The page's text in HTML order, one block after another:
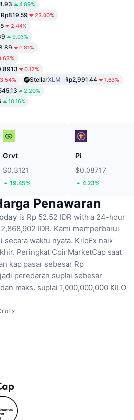
4.89%
Rp819.59 23.00%
2.44%
9.03%
0.81%
0.12%
3.54% StellarXLM Rp2,991.44 1.63%
2.20%
10.16%
Grvt
$0.3121
19.45%
Pi
$0.08717
4.23%
Penawaran
is Rp 52.52 IDR with a 24-hour
IDR. Kami memperbarui
secara waktu nyata. KiloEx naik
Peringkat CoinMarketCap saat
kap pasar sebesar Rp
peredaran suplai sebesar
dan maks. suplai 1,000,000,000 KILO